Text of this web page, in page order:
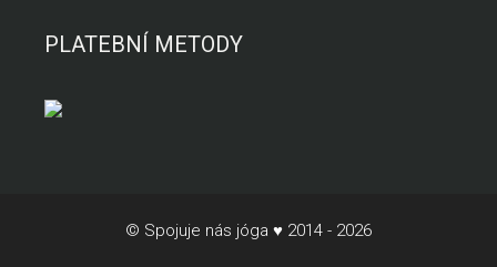
PLATEBNÍ METODY
© Spojuje nás jóga ♥ 2014 - 2026